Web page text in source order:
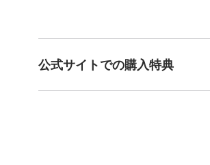
公式サイトでの購入特典